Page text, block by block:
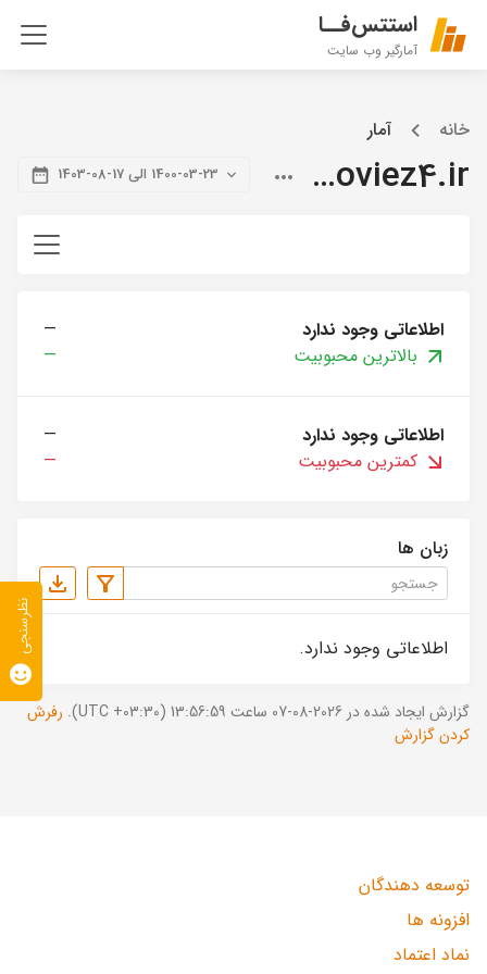
استتس‌فــا
آمارگیر وب سایت
خانه آمار
citymoviez4.ir 1400-03-23 الی 17-08-1403
اطلاعاتی وجود ندارد
—
بالاترین محبوبیت
—
اطلاعاتی وجود ندارد
—
کمترین محبوبیت
—
زبان ها
اطلاعاتی وجود ندارد.
گزارش ایجاد شده در 2026-08-07 ساعت 13:56:59 (UTC +03:30).
رفرش
کردن گزارش
توسعه دهندگان
افزونه ها
نماد اعتماد
نظرسنجی